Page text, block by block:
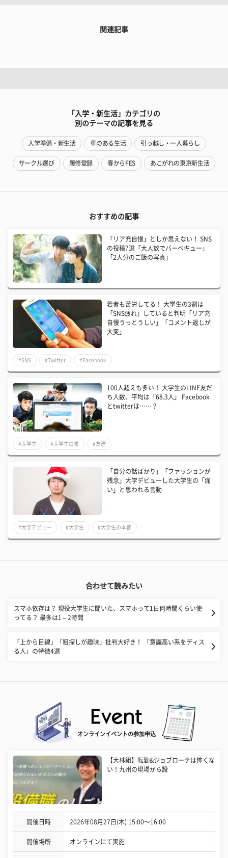
関連記事
「入学・新生活」カテゴリの
別のテーマの記事を見る
入学準備・新生活 車のある生活 引っ越し・一人暮らし
サークル選び 履修登録 春からFES あこがれの東京新生活
おすすめの記事
「リア充自慢」としか思えない！ SNS
の投稿7選「大人数でバーベキュー」
「2人分のご飯の写真」
若者も苦労してる！ 大学生の3割は
「SNS疲れ」していると判明「リア充
自慢うっとうしい」「コメント返しが
大変」
#SNS #Twitter #Facebook
100人超えも多い！ 大学生のLINE友だ
ち人数、平均は「68.3人」 Facebook
とtwitterは……？
#大学生 #大学生白書 #友達
「自分の話ばかり」「ファッションが
残念」大学デビューした大学生の「痛
い」と思われる言動
#大学デビュー #大学生 #大学生の本音
合わせて読みたい
スマホ依存は？ 現役大学生に聞いた、スマホって1日何時間くらい使
ってる？ 最多は1～2時間
「上から目線」「粗探しが趣味」批判大好き！ 「意識高い系をディス
る人」の特徴4選
オンラインイベントの参加申込
【大林組】転勤&ジョブローテは怖くな
い！九州の現場から設
開催日時 2026年08月27日(木) 15:00〜16:00
開催場所 オンラインにて実施